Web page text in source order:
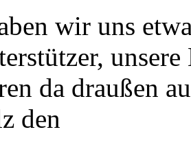
wir uns
da draußen
den